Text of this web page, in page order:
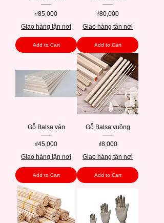
Price
₫85,000
Giao hàng tận nơi
Add to Cart
Price
₫80,000
Giao hàng tận nơi
Add to Cart
Gỗ Balsa ván
Price
₫45,000
Giao hàng tận nơi
Add to Cart
Gỗ Balsa vuông
Price
₫8,000
Giao hàng tận nơi
Add to Cart